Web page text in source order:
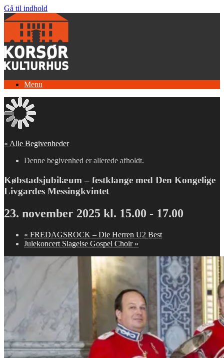
Gå til indhold
Menu
« Alle Begivenheder
Denne begivenhed er allerede afholdt.
Købstadsjubilæum – festklange med Den Kongelige
Livgardes Messingkvintet
23. november 2025 kl. 15.00 - 17.00
« FREDAGSROCK – Die Herren U2 Best
Julekoncert Slagelse Gospel Choir »